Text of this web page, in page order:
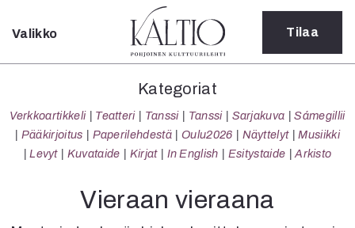
Sulje
Kategoriat
Verkkoartikkeli
Teatteri
Tanssi
Sarjakuva
Sámegillii
Valikko Tilaa
Kategoriat
Verkkoartikkeli Teatteri Tanssi Tanssi Sarjakuva
Sámegillii
Pääkirjoitus
Paperilehdestä Oulu2026 Näyttelyt
Musiikki
Levyt
Kuvataide Kirjat In English Esitystaide Arkisto
Vieraan vieraana